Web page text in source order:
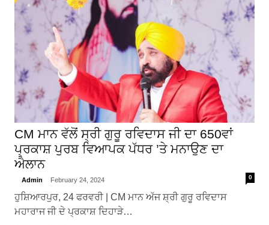
CM ਮਾਨ ਵੱਲੋਂ ਸ੍ਰੀ ਗੁਰੂ ਰਵਿਦਾਸ ਜੀ ਦਾ 650ਵਾਂ
ਪ੍ਰਕਾਸ਼ ਪੁਰਬ ਵਿਆਪਕ ਪੱਧਰ ’ਤੇ ਮਨਾਉਣ ਦਾ
ਐਲਾਨ
Admin February 24, 2024 0
ਹੁਸ਼ਿਆਰਪੁਰ, 24 ਫਰਵਰੀ | CM ਮਾਨ ਅੱਜ ਸ਼੍ਰੀ ਗੁਰੂ ਰਵਿਦਾਸ
ਮਹਾਰਾਜ ਜੀ ਦੇ ਪ੍ਰਕਾਸ਼ ਦਿਹਾੜੇ…